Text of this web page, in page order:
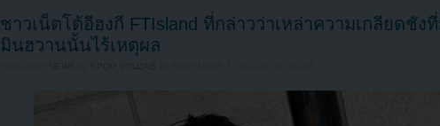
ชาวเน็ตโต้อีฮงกี FTIsland ที่กล่าวว่าเหล่าความเกลียดชัง
มินฮวานนั้นไร้เหตุผล
NEWS KPOP YOUZAB